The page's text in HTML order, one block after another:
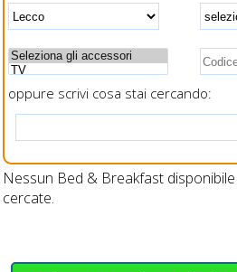
oppure scrivi cosa stai cercando:
Nessun Bed & Breakfast
cercate.